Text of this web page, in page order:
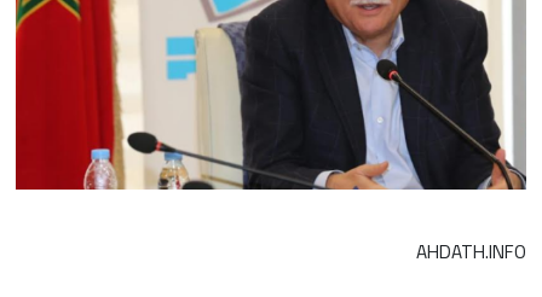
AHDATH.INFO